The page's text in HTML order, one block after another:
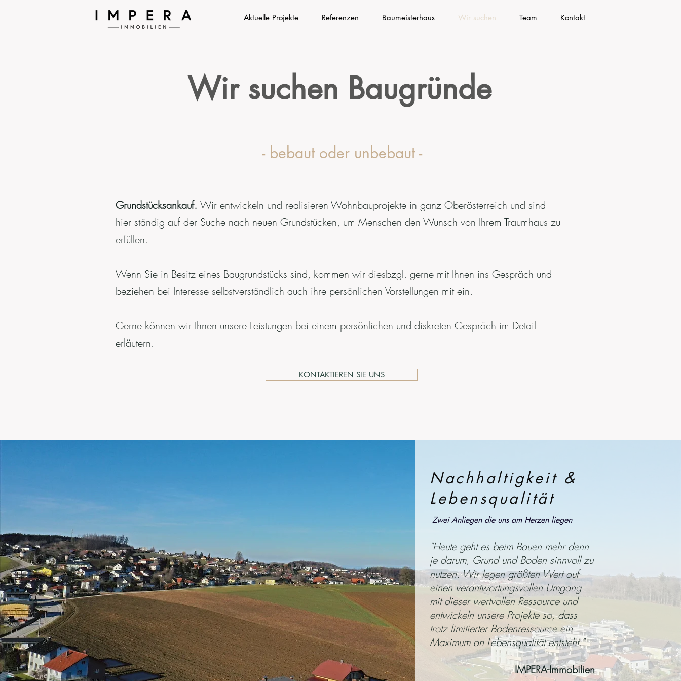
Aktuelle Projekte Referenzen Baumeisterhaus Wir suchen Team Kontakt
Wir suchen Baugründe
- bebaut oder unbebaut -
Grundstücksankauf. Wir entwickeln und realisieren Wohnbauprojekte in ganz Oberösterreich und sind
hier ständig auf der Suche nach neuen Grundstücken, um Menschen den Wunsch von Ihrem Traumhaus zu
erfüllen.
Wenn Sie in Besitz eines Baugrundstücks sind, kommen wir diesbzgl. gerne mit Ihnen ins Gespräch und
beziehen bei Interesse selbstverständlich auch ihre persönlichen Vorstellungen mit ein.
Gerne können wir Ihnen unsere Leistungen bei einem persönlichen und diskreten Gespräch im Detail
erläutern.
KONTAKTIEREN SIE UNS
Nachhaltigkeit &
Lebensqualität
Zwei Anliegen die uns am Herzen liegen
"Heute geht es beim Bauen mehr denn
je darum, Grund und Boden sinnvoll zu
nutzen. Wir legen größten Wert auf
einen verantwortungsvollen Umgang
mit dieser wertvollen Ressource und
entwickeln unsere Projekte so, dass
trotz limitierter Bodenressource ein
Maximum an Lebensqualität entsteht."
IMPERA-Immobilien